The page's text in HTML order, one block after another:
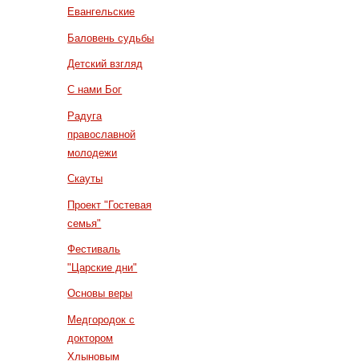
Евангельские
Баловень судьбы
Детский взгляд
С нами Бог
Радуга
православной
молодежи
Скауты
Проект "Гостевая
семья"
Фестиваль
"Царские дни"
Основы веры
Медгородок с
доктором
Хлыновым